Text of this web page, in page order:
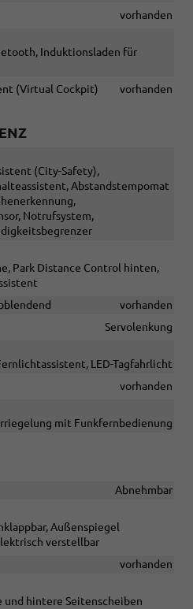
vorhanden
Induktionsladen für
(Virtual Cockpit)
vorhanden
(City-Safety),
Abstandstempomat
Notrufsystem,
Park Distance Control hinten,
vorhanden
Servolenkung
LED-Tagfahrlicht
vorhanden
mit Funkfernbedienung
Abnehmbar
Außenspiegel
verstellbar
vorhanden
und hintere Seitenscheiben